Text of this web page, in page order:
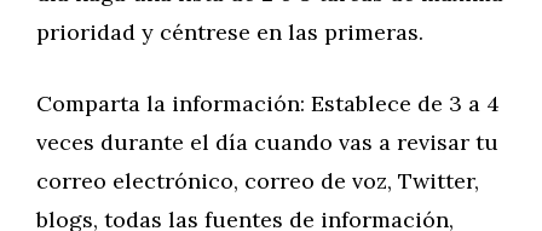
prioridad y céntrese en las primeras.
Comparta la información: Establece de 3 a 4
veces durante el día cuando vas a revisar tu
correo electrónico, correo de voz, Twitter,
blogs, todas las fuentes de información,